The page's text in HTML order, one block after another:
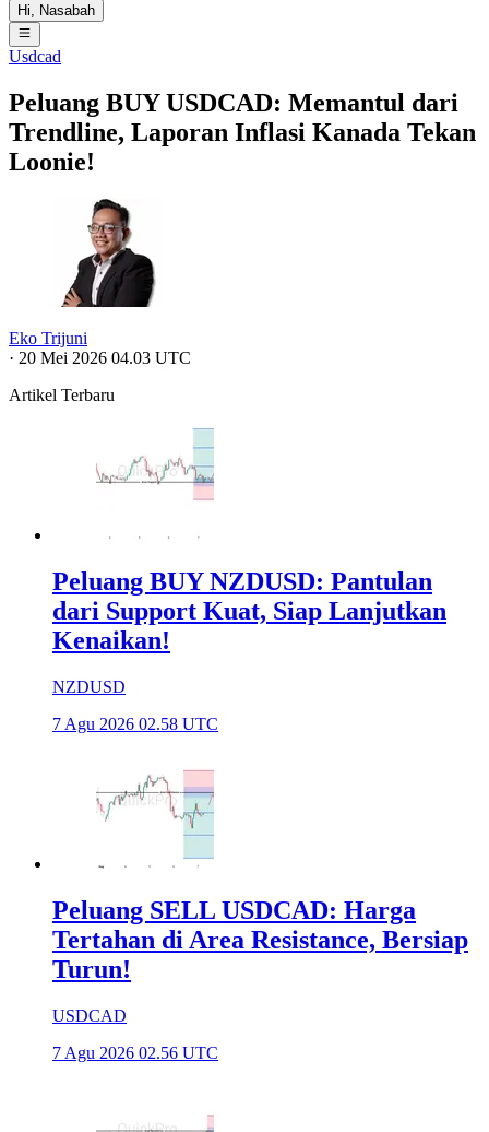
Hi, Nasabah
Usdcad
Peluang BUY USDCAD: Memantul dari
Trendline, Laporan Inflasi Kanada Tekan
Loonie!
Eko Trijuni
· 20 Mei 2026 04.03 UTC
Artikel Terbaru
Peluang BUY NZDUSD: Pantulan
dari Support Kuat, Siap Lanjutkan
Kenaikan!
NZDUSD
7 Agu 2026 02.58 UTC
Peluang SELL USDCAD: Harga
Tertahan di Area Resistance, Bersiap
Turun!
USDCAD
7 Agu 2026 02.56 UTC